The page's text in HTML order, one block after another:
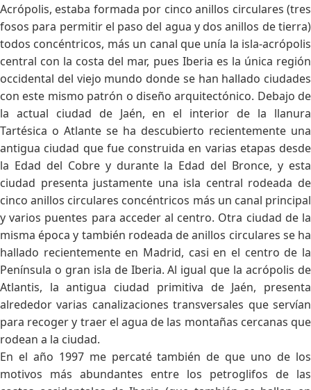
Acrópolis, estaba formada por cinco anillos circulares (tres
fosos para permitir el paso del agua y dos anillos de tierra)
todos concéntricos, más un canal que unía la isla-acrópolis
central con la costa del mar, pues Iberia es la única región
occidental del viejo mundo donde se han hallado ciudades
con este mismo patrón o diseño arquitectónico. Debajo de
la actual ciudad de Jaén, en el interior de la llanura
Tartésica o Atlante se ha descubierto recientemente una
antigua ciudad que fue construida en varias etapas desde
la Edad del Cobre y durante la Edad del Bronce, y esta
ciudad presenta justamente una isla central rodeada de
cinco anillos circulares concéntricos más un canal principal
y varios puentes para acceder al centro. Otra ciudad de la
misma época y también rodeada de anillos circulares se ha
hallado recientemente en Madrid, casi en el centro de la
Península o gran isla de Iberia. Al igual que la acrópolis de
Atlantis, la antigua ciudad primitiva de Jaén, presenta
alrededor varias canalizaciones transversales que servían
para recoger y traer el agua de las montañas cercanas que
rodean a la ciudad.
En el año 1997 me percaté también de que uno de los
motivos más abundantes entre los petroglifos de las